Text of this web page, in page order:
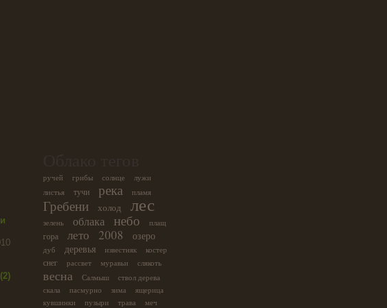
ручей грибы солнце
лужи
листья
тучи река пламя
Гребени холод лес
зелень облака небо плащ
гора лето 2008 озеро
дуб деревья известняк костер
снег рассвет муравьи слякоть
весна Салмыш
ствол дерева
скала
пасмурно зима
ящерица
кувшинки
пузыри трава
меч